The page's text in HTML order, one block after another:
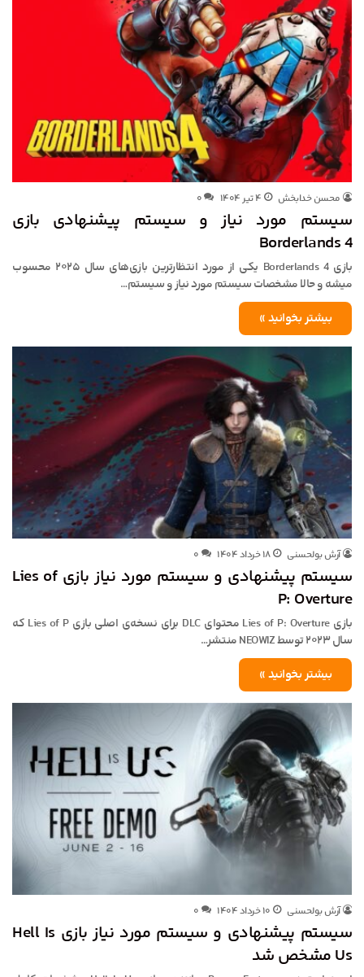
محسن خدابخش ۴ تیر ۱۴۰۴ ۰
سیستم مورد نیاز و سیستم پیشنهادی بازی
Borderlands 4
بازی Borderlands 4 یکی از مورد انتظارترین بازی‌های سال ۲۰۲۵ محسوب
میشه و حالا مشخصات سیستم مورد نیاز و سیستم…
بیشتر بخوانید »
آرش بولحسنی ۱۸ خرداد ۱۴۰۴ ۰
سیستم پیشنهادی و سیستم مورد نیاز بازی Lies of
P: Overture
بازی Lies of P: Overture محتوای DLC برای نسخه‌ی اصلی بازی Lies of P که
سال ۲۰۲۳ توسط NEOWIZ منتشر…
بیشتر بخوانید »
آرش بولحسنی ۱۰ خرداد ۱۴۰۴ ۰
سیستم پیشنهادی و سیستم مورد نیاز بازی Hell Is
Us مشخص شد